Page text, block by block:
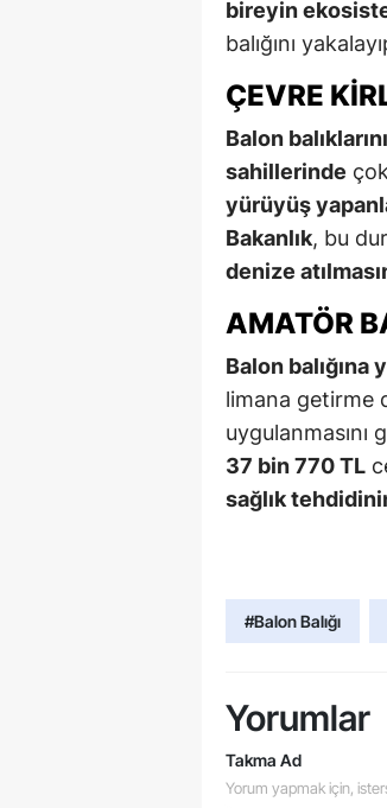
bireyin
balığını
ÇEVRE
Balon
sahillerinde
yürüyüş
Bakanlık, bu
denize
AMATÖR
Balon
limana getirme
uygulanmasını
37 bin 770 TL
sağlık
#Balon Balığı
Yorumlar
Takma Ad
Yorum yapmak için,